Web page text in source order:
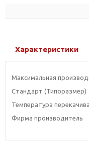
Характеристики
Максимальная
Стандарт (Типоразмер)
Температура
Фирма производитель